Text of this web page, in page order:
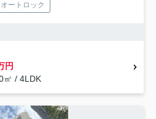
オートロック
円
㎡ / 4LDK